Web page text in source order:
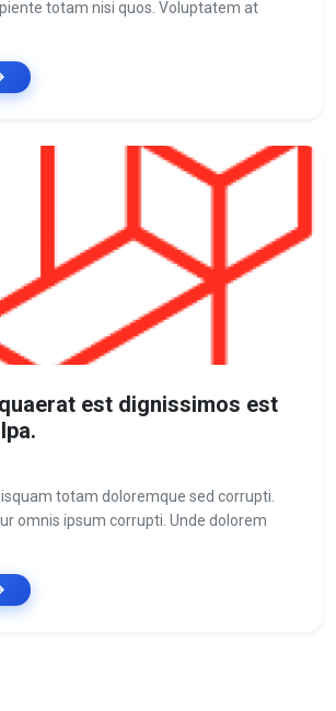
totam nisi quos. Voluptatem at
est dignissimos est
totam doloremque sed corrupti.
omnis ipsum corrupti. Unde dolorem